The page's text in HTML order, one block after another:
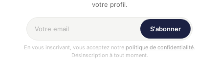
votre profil.
Votre adresse email
S'abonner
En vous inscrivant, vous acceptez notre politique de confidentialité.
Désinscription à tout moment.